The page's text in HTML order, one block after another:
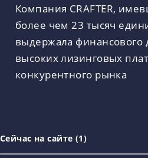
Компания CRAFTER,
более чем 23 тысяч
выдержала финансового
высоких лизинговых
конкурентного рынка
Сейчас на сайте (1)